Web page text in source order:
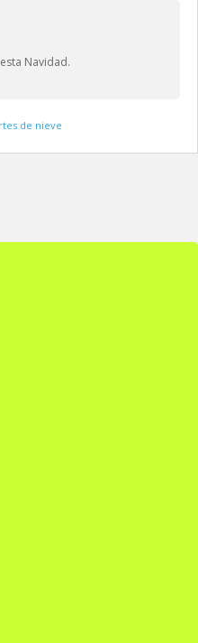
esta Navidad.
de nieve